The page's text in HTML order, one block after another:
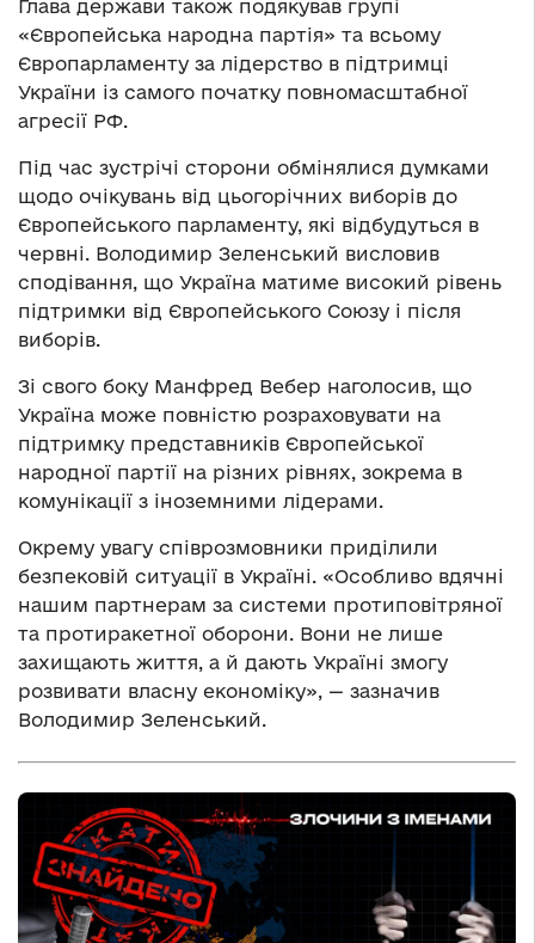
Глава держави також подякував групі
«Європейська народна партія» та всьому
Європарламенту за лідерство в підтримці
України із самого початку повномасштабної
агресії РФ.
Під час зустрічі сторони обмінялися думками
щодо очікувань від цьогорічних виборів до
Європейського парламенту, які відбудуться в
червні. Володимир Зеленський висловив
сподівання, що Україна матиме високий рівень
підтримки від Європейського Союзу і після
виборів.
Зі свого боку Манфред Вебер наголосив, що
Україна може повністю розраховувати на
підтримку представників Європейської
народної партії на різних рівнях, зокрема в
комунікації з іноземними лідерами.
Окрему увагу співрозмовники приділили
безпековій ситуації в Україні. «Особливо вдячні
нашим партнерам за системи протиповітряної
та протиракетної оборони. Вони не лише
захищають життя, а й дають Україні змогу
розвивати власну економіку», — зазначив
Володимир Зеленський.